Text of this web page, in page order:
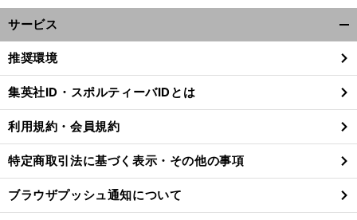
サービス
閉
る
推奨環境
集英社ID・スポルティーバIDとは
利用規約・会員規約
特定商取引法に基づく表示・その他の事項
ブラウザプッシュ通知について